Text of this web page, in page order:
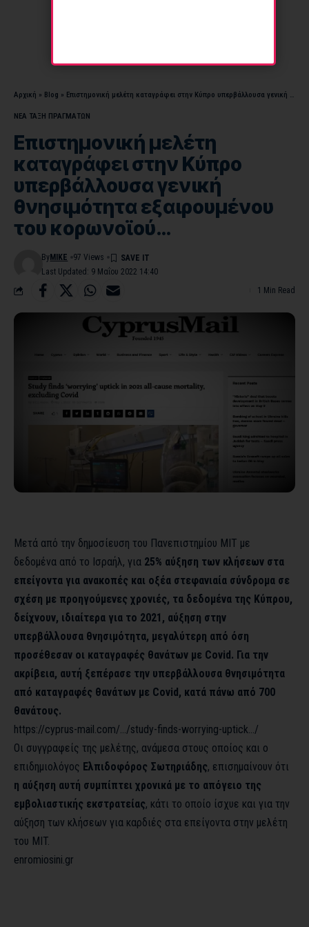
Αρχική » Blog » Επιστημονική μελέτη καταγράφει στην Κύπρο υπερβάλλουσα γενική θνησιμότητα εξαιρουμένου του κορωνοϊού…
ΝΕΑ ΤΑΞΗ ΠΡΑΓΜΑΤΩΝ
Επιστημονική μελέτη
καταγράφει στην Κύπρο
υπερβάλλουσα γενική
θνησιμότητα εξαιρουμένου
του κορωνοϊού…
Last Updated: 9 Μαΐου 2022 14:40
By MIKE 97 Views
1 Min Read
Μετά από την δημοσίευση του Πανεπιστημίου MIT με
δεδομένα από το Ισραήλ, για 25% αύξηση των κλήσεων στα
επείγοντα για ανακοπές και οξέα στεφανιαία σύνδρομα σε
σχέση με προηγούμενες χρονιές, τα δεδομένα της Κύπρου,
δείχνουν, ιδιαίτερα για το 2021, αύξηση στην
υπερβάλλουσα θνησιμότητα, μεγαλύτερη από όση
προσέθεσαν οι καταγραφές θανάτων με Covid. Για την
ακρίβεια, αυτή ξεπέρασε την υπερβάλλουσα θνησιμότητα
από καταγραφές θανάτων με Covid, κατά πάνω από 700
θανάτους.
https://cyprus-mail.com/…/study-finds-worrying-uptick…/
Οι συγγραφείς της μελέτης, ανάμεσα στους οποίος και ο
επιδημιολόγος Ελπιδοφόρος Σωτηριάδης, επισημαίνουν ότι
η αύξηση αυτή συμπίπτει χρονικά με το απόγειο της
εμβολιαστικής εκστρατείας, κάτι το οποίο ίσχυε και για την
αύξηση των κλήσεων για καρδιές στα επείγοντα στην μελέτη
του MIT.
enromiosini.gr